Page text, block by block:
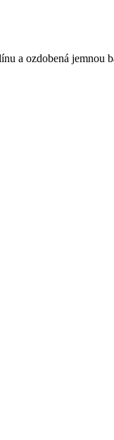
a ozdobená jemnou